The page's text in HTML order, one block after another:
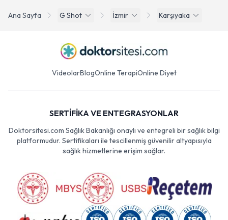
Ana Sayfa G Shot İzmir Karşıyaka
VideolarBlogOnline TerapiOnline Diyet
SERTİFİKA VE ENTEGRASYONLAR
Doktorsitesi.com Sağlık Bakanlığı onaylı ve entegreli bir sağlık bilgi
platformudur. Sertifikaları ile tescillenmiş güvenilir altyapısıyla
sağlık hizmetlerine erişim sağlar.